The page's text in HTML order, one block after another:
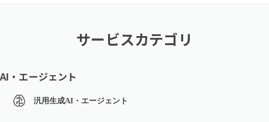
サービスカテゴリ
AI・エージェント
汎用生成AI・エージェント